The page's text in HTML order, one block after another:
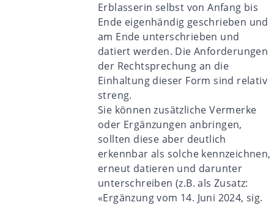
Erblasserin selbst von Anfang bis
Ende eigenhändig geschrieben und
am Ende unterschrieben und
datiert werden. Die Anforderungen
der Rechtsprechung an die
Einhaltung dieser Form sind relativ
streng.
Sie können zusätzliche Vermerke
oder Ergänzungen anbringen,
sollten diese aber deutlich
erkennbar als solche kennzeichnen,
erneut datieren und darunter
unterschreiben (z.B. als Zusatz:
«Ergänzung vom 14. Juni 2024, sig.